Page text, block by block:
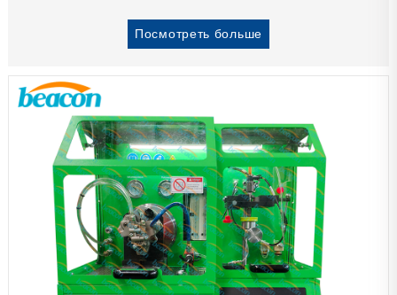
Посмотреть больше